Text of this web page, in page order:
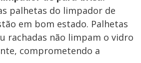
palhetas do limpador de
em bom estado. Palhetas
rachadas não limpam o vidro
comprometendo a